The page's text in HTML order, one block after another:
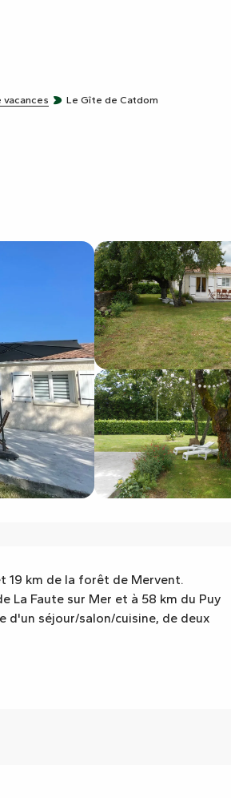
vacances Le Gîte de Catdom
19 km de la forêt de Mervent.
La Faute sur Mer et à 58 km du Puy
d'un séjour/salon/cuisine, de deux